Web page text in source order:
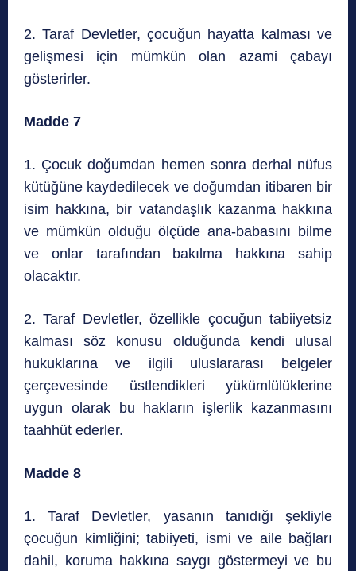
2. Taraf Devletler, çocuğun hayatta kalması ve
gelişmesi için mümkün olan azami çabayı
gösterirler.
Madde 7
1. Çocuk doğumdan hemen sonra derhal nüfus
kütüğüne kaydedilecek ve doğumdan itibaren bir
isim hakkına, bir vatandaşlık kazanma hakkına
ve mümkün olduğu ölçüde ana-babasını bilme
ve onlar tarafından bakılma hakkına sahip
olacaktır.
2. Taraf Devletler, özellikle çocuğun tabiiyetsiz
kalması söz konusu olduğunda kendi ulusal
hukuklarına ve ilgili uluslararası belgeler
çerçevesinde üstlendikleri yükümlülüklerine
uygun olarak bu hakların işlerlik kazanmasını
taahhüt ederler.
Madde 8
1. Taraf Devletler, yasanın tanıdığı şekliyle
çocuğun kimliğini; tabiiyeti, ismi ve aile bağları
dahil, koruma hakkına saygı göstermeyi ve bu